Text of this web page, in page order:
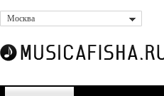
Москва